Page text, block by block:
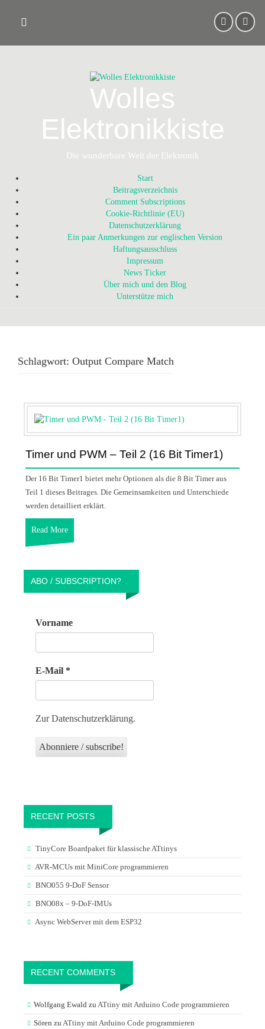
content
Wolles
Elektronikkiste
Die wunderbare Welt der Elektronik
Start
Beitragsverzeichnis
Comment Subscriptions
Cookie-Richtlinie (EU)
Datenschutzerklärung
Ein paar Anmerkungen zur englischen Version
Haftungsausschluss
Impressum
News Ticker
Über mich und den Blog
Unterstütze mich
Schlagwort: Output Compare Match
Timer und PWM – Teil 2 (16 Bit Timer1)
Der 16 Bit Timer1 bietet mehr Optionen als die 8 Bit Timer aus
Teil 1 dieses Beitrages. Die Gemeinsamkeiten und Unterschiede
werden detailliert erklärt.
Read More
ABO / SUBSCRIPTION?
Vorname
E-Mail *
Zur Datenschutzerklärung.
RECENT POSTS
TinyCore Boardpaket für klassische ATtinys
AVR-MCUs mit MiniCore programmieren
BNO055 9-DoF Sensor
BNO08x – 9-DoF-IMUs
Async WebServer mit dem ESP32
RECENT COMMENTS
Wolfgang Ewald zu ATtiny mit Arduino Code programmieren
Sören zu ATtiny mit Arduino Code programmieren